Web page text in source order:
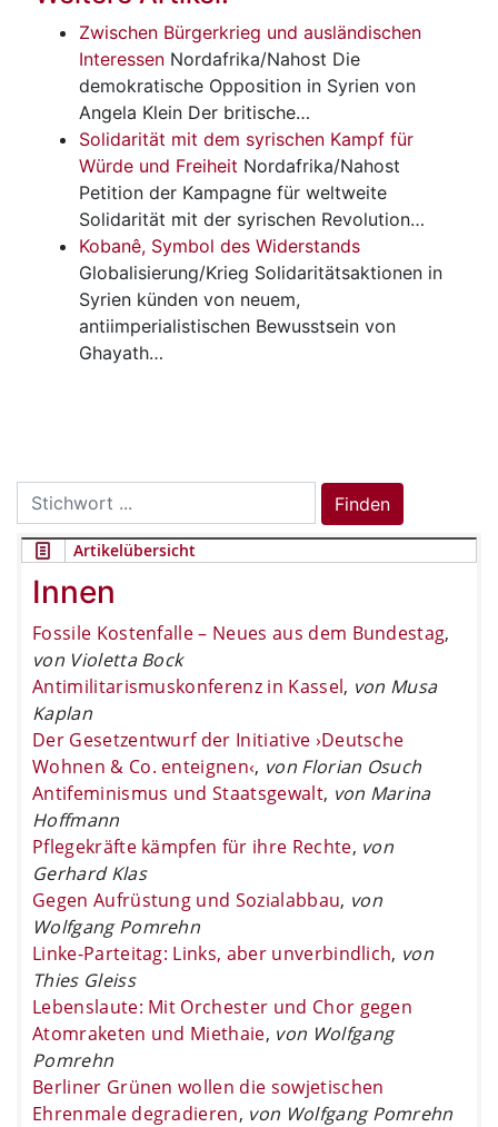
Zwischen Bürgerkrieg und ausländischen
Interessen Nordafrika/Nahost Die
demokratische Opposition in Syrien von
Angela Klein Der britische…
Solidarität mit dem syrischen Kampf für
Würde und Freiheit Nordafrika/Nahost
Petition der Kampagne für weltweite
Solidarität mit der syrischen Revolution…
Kobanê, Symbol des Widerstands
Globalisierung/Krieg Solidaritätsaktionen in
Syrien künden von neuem,
antiimperialistischen Bewusstsein von
Ghayath…
Search
for:
Finden
Artikelübersicht
Innen
Fossile Kostenfalle – Neues aus dem Bundestag,
von Violetta Bock
Antimilitarismuskonferenz in Kassel, von Musa
Kaplan
Der Gesetzentwurf der Initiative ›Deutsche
Wohnen & Co. enteignen‹, von Florian Osuch
Antifeminismus und Staatsgewalt, von Marina
Hoffmann
Pflegekräfte kämpfen für ihre Rechte, von
Gerhard Klas
Gegen Aufrüstung und Sozialabbau, von
Wolfgang Pomrehn
Linke-Parteitag: Links, aber unverbindlich, von
Thies Gleiss
Lebenslaute: Mit Orchester und Chor gegen
Atomraketen und Miethaie, von Wolfgang
Pomrehn
Berliner Grünen wollen die sowjetischen
Ehrenmale degradieren, von Wolfgang Pomrehn